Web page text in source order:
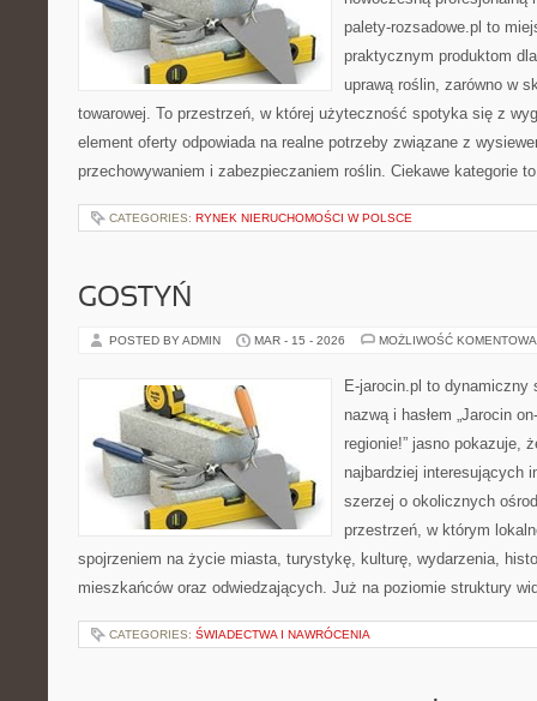
palety-rozsadowe.pl to
praktycznym produktom
uprawą roślin, zarówno w
towarowej. To przestrzeń, w której użyteczność spotyka się z
element oferty odpowiada na realne potrzeby związane z
przechowywaniem i zabezpieczaniem roślin. Ciekawe kategorie
CATEGORIES: RYNEK NIERUCHOMOŚCI W POLSCE
GOSTYŃ
POSTED BY ADMIN MAR - 15 - 2026 MOŻLIWOŚĆ
E-jarocin.pl to
nazwą i hasłem „Jarocin
regionie!” jasno pokazuje,
najbardziej interesujących
szerzej o okolicznych
przestrzeń, w którym
spojrzeniem na życie miasta, turystykę, kulturę, wydarzenia,
mieszkańców oraz odwiedzających. Już na poziomie struktury
CATEGORIES: ŚWIADECTWA I NAWRÓCENIA